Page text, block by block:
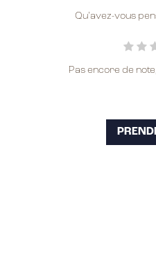
Qu'avez-vous
Pas encore de